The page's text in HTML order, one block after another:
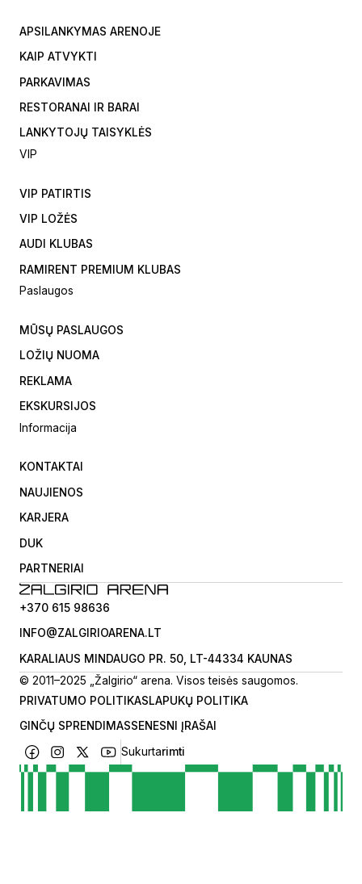
APSILANKYMAS ARENOJE
KAIP ATVYKTI
PARKAVIMAS
RESTORANAI IR BARAI
LANKYTOJŲ TAISYKLĖS
VIP
VIP PATIRTIS
VIP LOŽĖS
AUDI KLUBAS
RAMIRENT PREMIUM KLUBAS
Paslaugos
MŪSŲ PASLAUGOS
LOŽIŲ NUOMA
REKLAMA
EKSKURSIJOS
Informacija
KONTAKTAI
NAUJIENOS
KARJERA
DUK
PARTNERIAI
+370 615 98636
INFO@ZALGIRIOARENA.LT
KARALIAUS MINDAUGO PR. 50, LT-44334 KAUNAS
© 2011–2025 „Žalgirio“ arena. Visos teisės saugomos.
PRIVATUMO POLITIKASLAPUKŲ POLITIKA
GINČŲ SPRENDIMASSENESNI ĮRAŠAI
Sukurtarimti